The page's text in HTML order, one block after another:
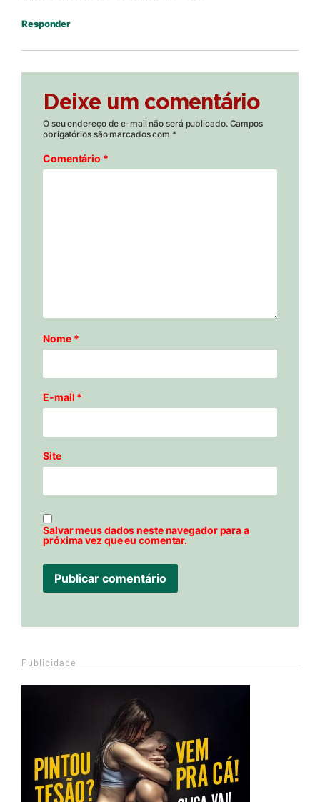
Responder
Deixe um comentário
O seu endereço de e-mail não será publicado. Campos
obrigatórios são marcados com *
Comentário *
Nome *
E-mail *
Site
Salvar meus dados neste navegador para a
próxima vez que eu comentar.
Publicidade